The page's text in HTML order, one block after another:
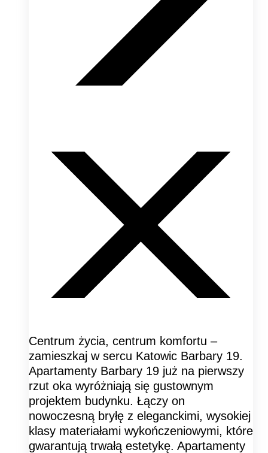
Centrum życia, centrum komfortu –
zamieszkaj w sercu Katowic Barbary 19.
Apartamenty Barbary 19 już na pierwszy
rzut oka wyróżniają się gustownym
projektem budynku. Łączy on
nowoczesną bryłę z eleganckimi, wysokiej
klasy materiałami wykończeniowymi, które
gwarantują trwałą estetykę. Apartamenty